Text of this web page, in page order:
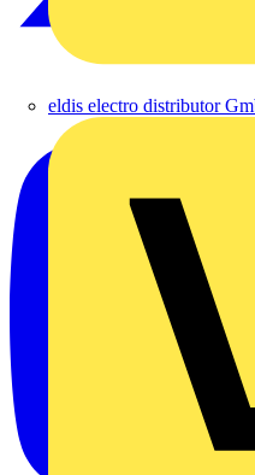
eldis electro distributor